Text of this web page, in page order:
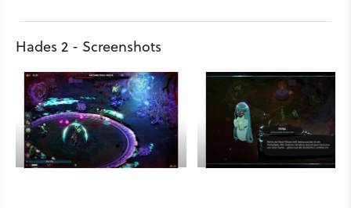
Hades 2 - Screenshots